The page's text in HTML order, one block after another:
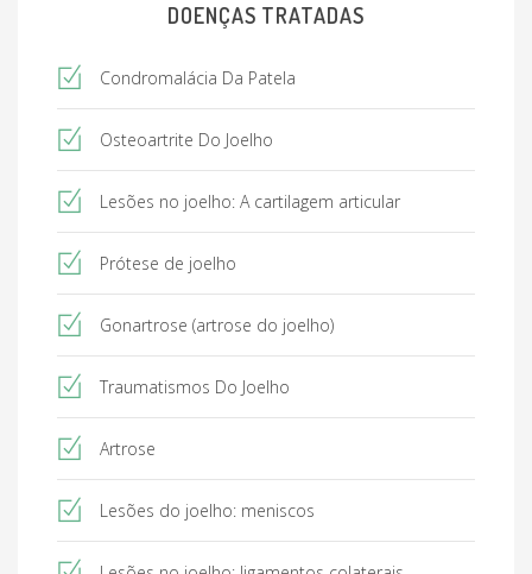
DOENÇAS TRATADAS
Condromalácia Da Patela
Osteoartrite Do Joelho
Lesões no joelho: A cartilagem articular
Prótese de joelho
Gonartrose (artrose do joelho)
Traumatismos Do Joelho
Artrose
Lesões do joelho: meniscos